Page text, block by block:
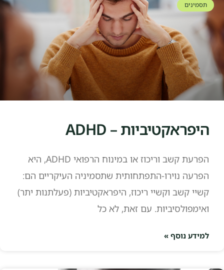
תסמינים
היפראקטיביות – ADHD
הפרעת קשב וריכוז או במינוח הרפואי ADHD, היא
הפרעה נוירו-התפתחותית שתסמיניה העיקריים הם:
קשיי קשב וקשיי ריכוז, היפראקטיביות (פעלתנות יתר)
ואימפולסיביות. עם זאת, לא כל
למידע נוסף »